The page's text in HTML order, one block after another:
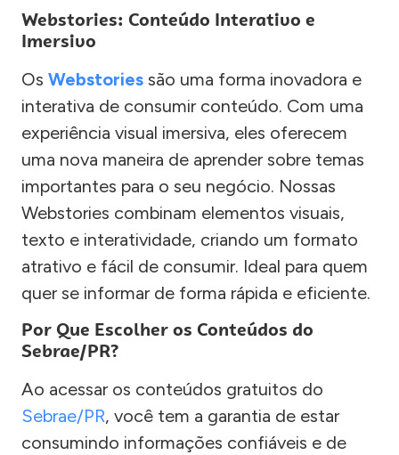
Webstories: Conteúdo Interativo e
Imersivo
Os Webstories são uma forma inovadora e
interativa de consumir conteúdo. Com uma
experiência visual imersiva, eles oferecem
uma nova maneira de aprender sobre temas
importantes para o seu negócio. Nossas
Webstories combinam elementos visuais,
texto e interatividade, criando um formato
atrativo e fácil de consumir. Ideal para quem
quer se informar de forma rápida e eficiente.
Por Que Escolher os Conteúdos do
Sebrae/PR?
Ao acessar os conteúdos gratuitos do
Sebrae/PR, você tem a garantia de estar
consumindo informações confiáveis e de